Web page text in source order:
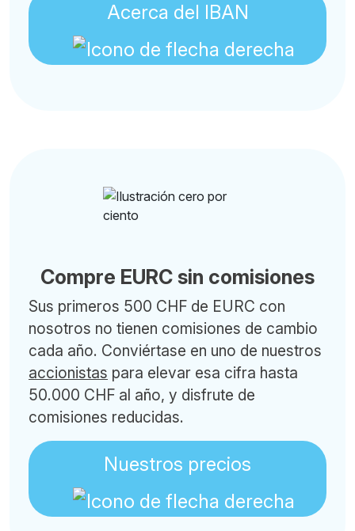
Acerca del IBAN
Compre EURC sin comisiones
Sus primeros 500 CHF de EURC con
nosotros no tienen comisiones de cambio
cada año. Conviértase en uno de nuestros
accionistas para elevar esa cifra hasta
50.000 CHF al año, y disfrute de
comisiones reducidas.
Nuestros precios